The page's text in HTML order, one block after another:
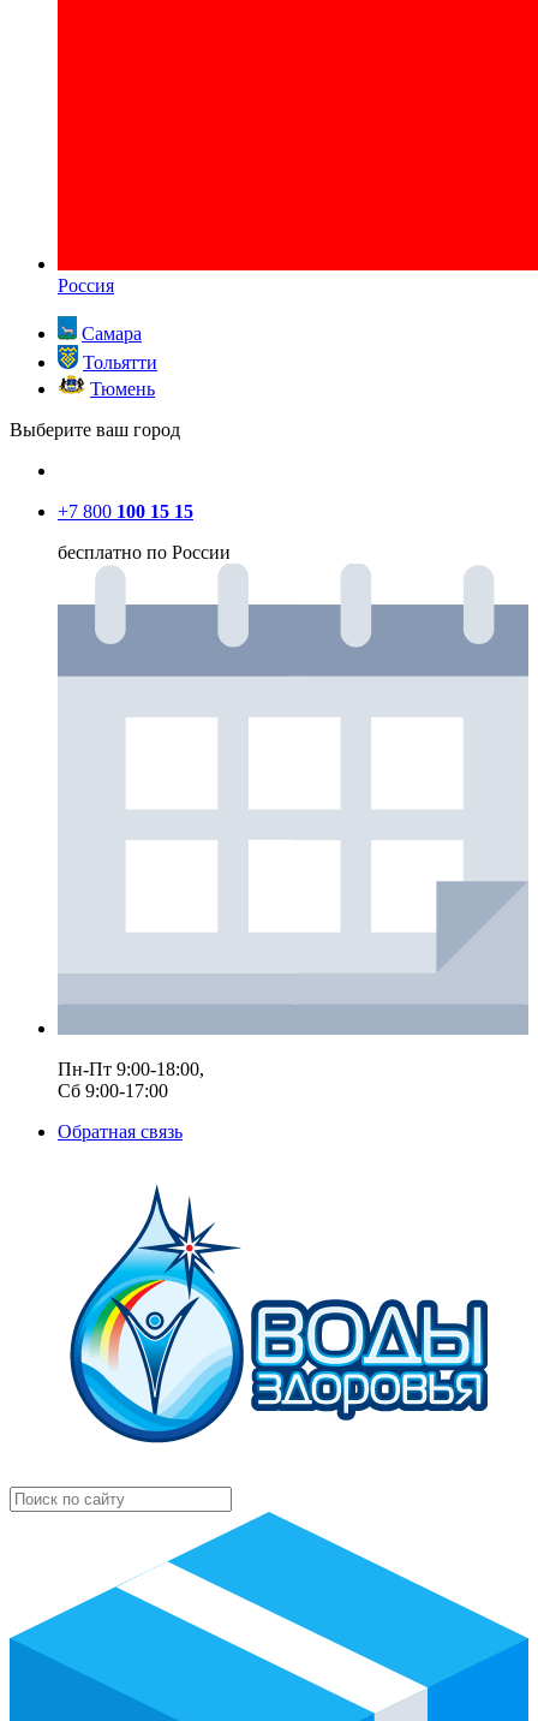
Россия
Самара
Тольятти
Тюмень
Выберите ваш город
+7 800 100 15 15
бесплатно по России
Пн-Пт 9:00-18:00,
Сб 9:00-17:00
Обратная связь